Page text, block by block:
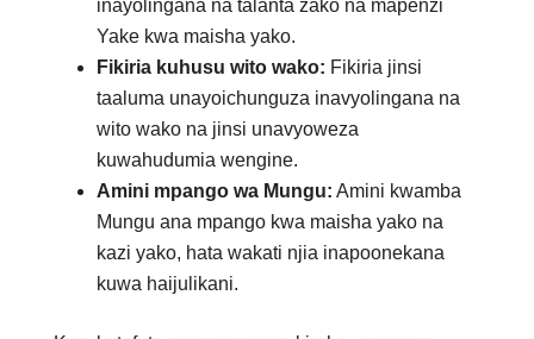
inayolingana na talanta zako na mapenzi
Yake kwa maisha yako.
Fikiria kuhusu wito wako: Fikiria jinsi
taaluma unayoichunguza inavyolingana na
wito wako na jinsi unavyoweza
kuwahudumia wengine.
Amini mpango wa Mungu: Amini kwamba
Mungu ana mpango kwa maisha yako na
kazi yako, hata wakati njia inapoonekana
kuwa haijulikani.